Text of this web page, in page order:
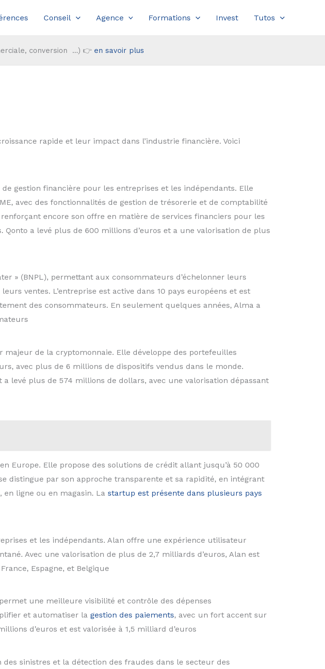
Conseil Agence Formations Invest Tutos
conversion ...) 👉 en savoir plus
rapide et leur impact dans l’industrie financière. Voici
gestion financière pour les entreprises et les indépendants. Elle
avec des fonctionnalités de gestion de trésorerie et de comptabilité
encore son offre en matière de services financiers pour les
a levé plus de 600 millions d’euros et a une valorisation de plus
» (BNPL), permettant aux consommateurs d’échelonner leurs
ventes. L’entreprise est active dans 10 pays européens et est
des consommateurs. En seulement quelques années, Alma a
de la cryptomonnaie. Elle développe des portefeuilles
avec plus de 6 millions de dispositifs vendus dans le monde.
levé plus de 574 millions de dollars, avec une valorisation dépassant
Europe. Elle propose des solutions de crédit allant jusqu’à 50 000
distingue par son approche transparente et sa rapidité, en intégrant
ligne ou en magasin. La startup est présente dans plusieurs pays
et les indépendants. Alan offre une expérience utilisateur
Avec une valorisation de plus de 2,7 milliards d’euros, Alan est
Espagne, et Belgique
une meilleure visibilité et contrôle des dépenses
et automatiser la gestion des paiements, avec un fort accent sur
d’euros et est valorisée à 1,5 milliard d’euros​
sinistres et la détection des fraudes dans le secteur des